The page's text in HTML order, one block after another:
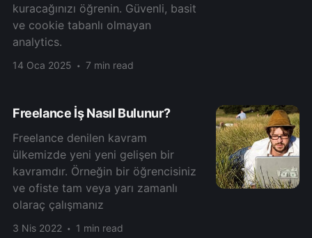
kuracağınızı öğrenin. Güvenli, basit
ve cookie tabanlı olmayan
analytics.
14 Oca 2025 7 min read
Freelance İş Nasıl Bulunur?
Freelance denilen kavram
ülkemizde yeni yeni gelişen bir
kavramdır. Örneğin bir öğrencisiniz
ve ofiste tam veya yarı zamanlı
olaraç çalışmanız
3 Nis 2022 1 min read